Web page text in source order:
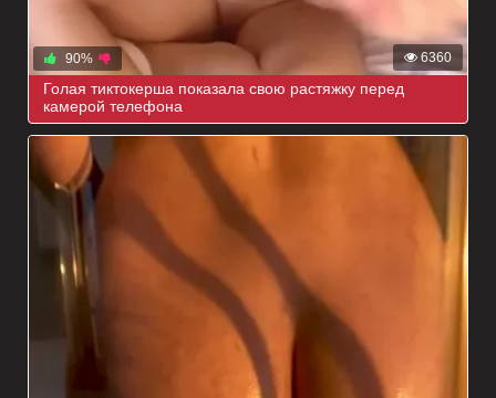
6360
90%
Голая тиктокерша показала свою растяжку перед
камерой телефона